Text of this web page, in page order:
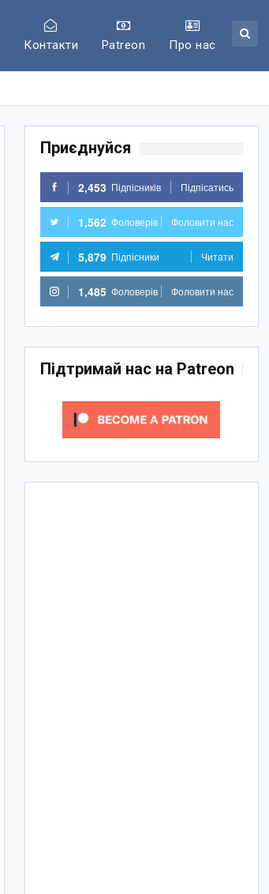
Контакти Patreon Про нас
Приєднуйся
2,453 Підпісників Підпісатись
1,562 Фоловерів Фоловити нас
5,879 Підпісники Читати
1,485 Фоловерів Фоловити нас
Підтримай нас на Patreon